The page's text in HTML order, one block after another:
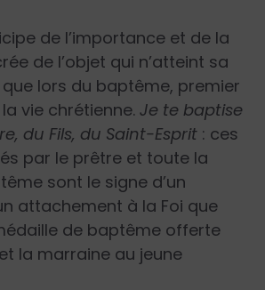
de l’importance et de la
de l’objet qui n’atteint sa
lors du baptême, premier
vie chrétienne.Je te baptise
du Fils, du Saint-Esprit : ces
par le prêtre et toute la
sont le signe d’un
attachement à la Foi que
de baptême offerte
la marraine au jeune